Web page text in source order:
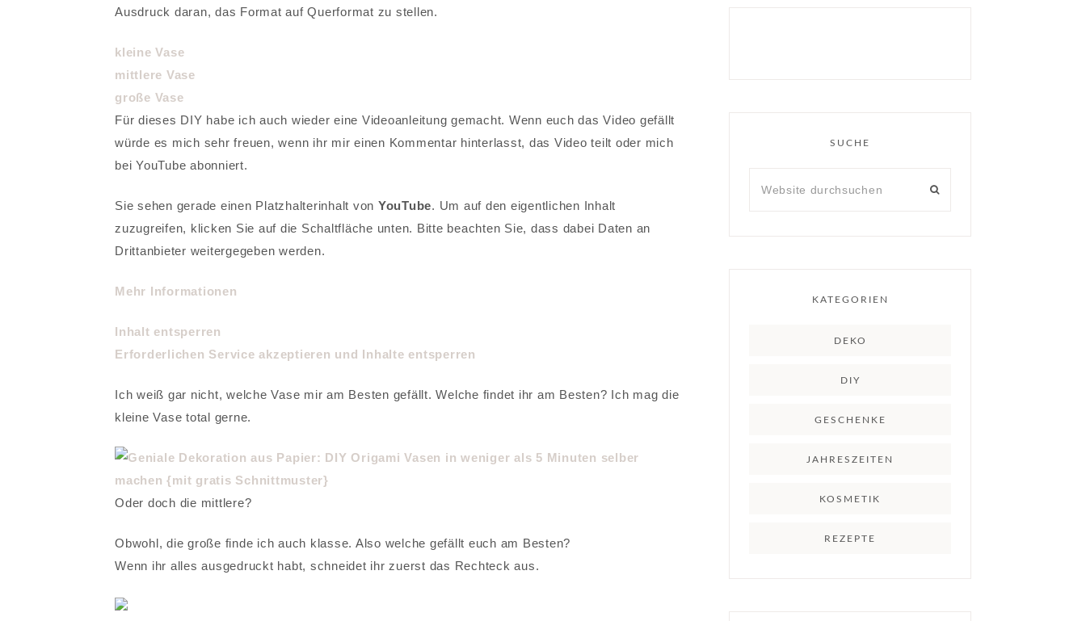
Ausdruck daran, das Format auf Querformat zu stellen.
kleine Vase
mittlere Vase
große Vase
Für dieses DIY habe ich auch wieder eine Videoanleitung gemacht. Wenn euch das Video gefällt
würde es mich sehr freuen, wenn ihr mir einen Kommentar hinterlasst, das Video teilt oder mich
bei YouTube abonniert.
Sie sehen gerade einen Platzhalterinhalt von YouTube. Um auf den eigentlichen Inhalt
zuzugreifen, klicken Sie auf die Schaltfläche unten. Bitte beachten Sie, dass dabei Daten an
Drittanbieter weitergegeben werden.
Mehr Informationen
Inhalt entsperren
Erforderlichen Service akzeptieren und Inhalte entsperren
Ich weiß gar nicht, welche Vase mir am Besten gefällt. Welche findet ihr am Besten? Ich mag die
kleine Vase total gerne.
Oder doch die mittlere?
Obwohl, die große finde ich auch klasse. Also welche gefällt euch am Besten?
Wenn ihr alles ausgedruckt habt, schneidet ihr zuerst das Rechteck aus.
SUCHE
KATEGORIEN
DEKO
DIY
GESCHENKE
JAHRESZEITEN
KOSMETIK
REZEPTE